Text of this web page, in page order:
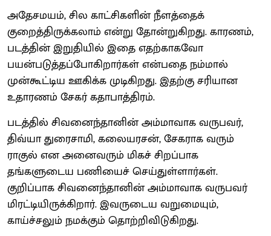
அதேசமயம், சில காட்சிகளின் நீளத்தைக்
குறைத்திருக்கலாம் என்று தோன்றுகிறது. காரணம்,
படத்தின் இறுதியில் இதை எதற்காகவோ
பயன்படுத்தப்போகிறார்கள் என்பதை நம்மால்
முன்கூட்டிய ஊகிக்க முடிகிறது. இதற்கு சரியான
உதாரணம் சேகர் கதாபாத்திரம்.
படத்தில் சிவனைந்தானின் அம்மாவாக வருபவர்,
திவ்யா துரைசாமி, கலையரசன், சேகராக வரும்
ராகுல் என அனைவரும் மிகச் சிறப்பாக
தங்களுடைய பணியைச் செய்துள்ளார்கள்.
குறிப்பாக சிவனைந்தானின் அம்மாவாக வருபவர்
மிரட்டியிருக்கிறார். இவருடைய வறுமையும்,
காய்ச்சலும் நமக்கும் தொற்றிவிடுகிறது.